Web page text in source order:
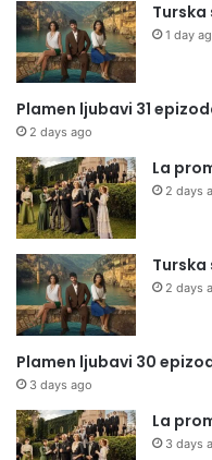
1 day
Plamen ljubavi 31
2 days ago
La
2 days
2 days
Plamen ljubavi 30
3 days ago
La
3 days